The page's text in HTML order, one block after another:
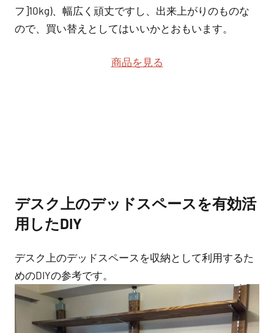
フ]10kg)、幅広く頑丈ですし、出来上がりのものな
ので、買い替えとしてはいいかとおもいます。
商品を見る
デスク上のデッドスペースを有効活
用したDIY
デスク上のデッドスペースを収納として利用するた
めのDIYの参考です。